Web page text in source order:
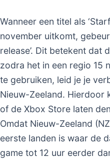
Wanneer een titel als
november uitkomt,
release’. Dit betekent dat
zodra het in een regio 15
te gebruiken, leid je je
Nieuw-Zeeland. Hierdoor
of de Xbox Store laten
Omdat Nieuw-Zeeland
eerste landen is waar de
game tot 12 uur eerder